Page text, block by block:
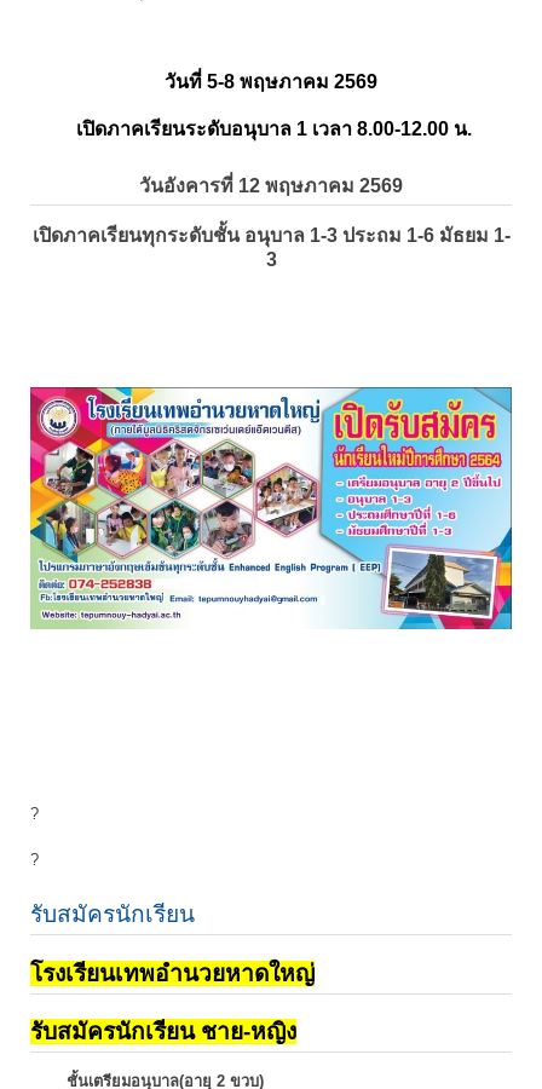
วันที่ 5-8 พฤษภาคม 2569
เปิดภาคเรียนระดับอนุบาล 1 เวลา 8.00-12.00 น.
วันอังคารที่ 12 พฤษภาคม 2569
เปิดภาคเรียนทุกระดับชั้น อนุบาล 1-3 ประถม 1-6 มัธยม 1-
3
?
?
รับสมัครนักเรียน
โรงเรียนเทพอำนวยหาดใหญ่
รับสมัครนักเรียน ชาย-หญิง
ชั้นเตรียมอนุบาล(อายุ 2 ขวบ)